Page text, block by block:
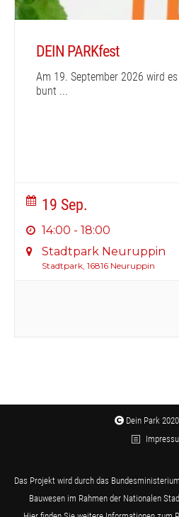
DEIN PARKfest
Am 19. September 2026 wird
bunt ...
19 Sep.
14:00 - 18:00
Stadtpark Neuruppin
Stadtpark, 16816 Neuruppin
Dein Park
Das Projekt wird durch das
Bauwesen im Rahmen der Nationalen